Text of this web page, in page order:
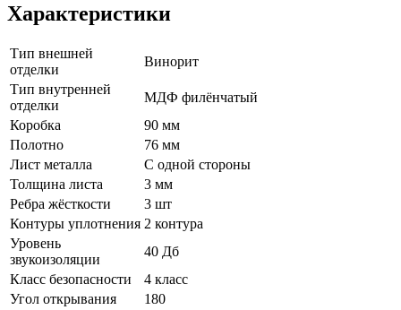
Характеристики
Тип внешней
отделки
Винорит
Тип внутренней
отделки
МДФ филёнчатый
Коробка
90 мм
Полотно
76 мм
Лист металла
С одной стороны
Толщина листа
3 мм
Ребра жёсткости
3 шт
Контуры уплотнения 2 контура
Уровень
звукоизоляции
40 Дб
Класс безопасности
4 класс
Угол открывания
180